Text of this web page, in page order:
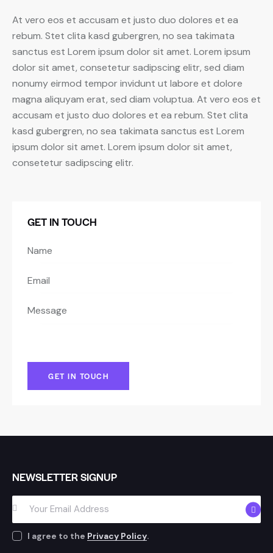
At vero eos et accusam et justo duo dolores et ea
rebum. Stet clita kasd gubergren, no sea takimata
sanctus est Lorem ipsum dolor sit amet. Lorem ipsum
dolor sit amet, consetetur sadipscing elitr, sed diam
nonumy eirmod tempor invidunt ut labore et dolore
magna aliquyam erat, sed diam voluptua. At vero eos et
accusam et justo duo dolores et ea rebum. Stet clita
kasd gubergren, no sea takimata sanctus est Lorem
ipsum dolor sit amet. Lorem ipsum dolor sit amet,
consetetur sadipscing elitr.
GET IN TOUCH
NEWSLETTER SIGNUP
I agree to the Privacy Policy.